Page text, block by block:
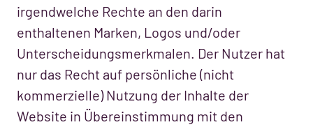
irgendwelche Rechte an den darin
enthaltenen Marken, Logos und/oder
Unterscheidungsmerkmalen. Der Nutzer hat
nur das Recht auf persönliche (nicht
kommerzielle) Nutzung der Inhalte der
Website in Übereinstimmung mit den